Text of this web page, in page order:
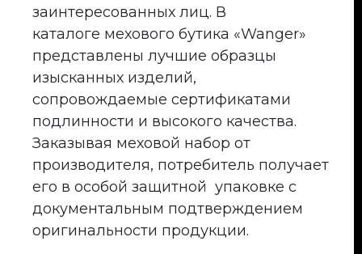
заинтересованных лиц. В
каталоге мехового бутика «Wanger»
представлены лучшие образцы
изысканных изделий,
сопровождаемые сертификатами
подлинности и высокого качества.
Заказывая меховой набор от
производителя, потребитель получает
его в особой защитной упаковке с
документальным подтверждением
оригинальности продукции.